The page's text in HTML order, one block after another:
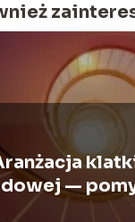
—
inspiracje